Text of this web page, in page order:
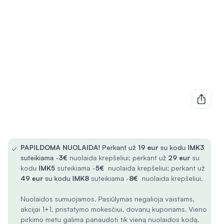
✓ PAPILDOMA NUOLAIDA! Perkant už 19 eur su kodu IMK3
suteikiama -3€ nuolaida krepšeliui; perkant už 29 eur su
kodu IMK5 suteikiama -5€ nuolaida krepšeliui; perkant už
49 eur su kodu IMK8 suteikiama -8€ nuolaida krepšeliui.
Nuolaidos sumuojamos. Pasiūlymas negalioja vaistams,
akcijai 1+1, pristatymo mokesčiui, dovanų kuponams. Vieno
pirkimo metu galima panaudoti tik vieną nuolaidos kodą.